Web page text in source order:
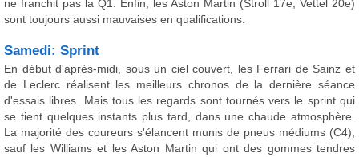
ne franchit pas la Q1. Enfin, les Aston Martin (Stroll 17e, Vettel 20e)
sont toujours aussi mauvaises en qualifications.
Samedi: Sprint
En début d'après-midi, sous un ciel couvert, les Ferrari de Sainz et
de Leclerc réalisent les meilleurs chronos de la dernière séance
d'essais libres. Mais tous les regards sont tournés vers le sprint qui
se tient quelques instants plus tard, dans une chaude atmosphère.
La majorité des coureurs s'élancent munis de pneus médiums (C4),
sauf les Williams et les Aston Martin qui ont des gommes tendres